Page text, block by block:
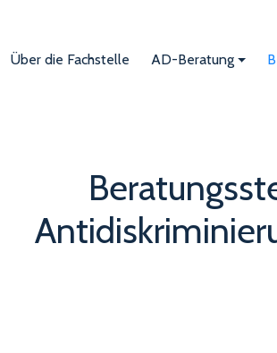
Über die Fachstelle AD-Beratung